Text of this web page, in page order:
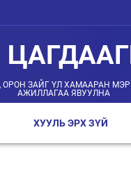
ОРОН ЗАЙГ ҮЛ ХАМААРАН
АЖИЛЛАГАА ЯВУУЛНА
ХУУЛЬ ЭРХ ЗҮЙ